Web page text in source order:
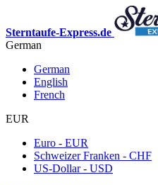
Sterntaufe-Express.de
German
German
English
French
EUR
Euro - EUR
Schweizer Franken - CHF
US-Dollar - USD